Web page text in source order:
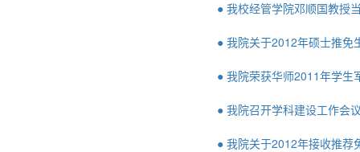
● 我校经管学院邓顺国教授
● 我院关于2012年硕士推免
● 我院荣获华师2011年学生
● 我院召开学科建设工作会
● 我院关于2012年接收推荐